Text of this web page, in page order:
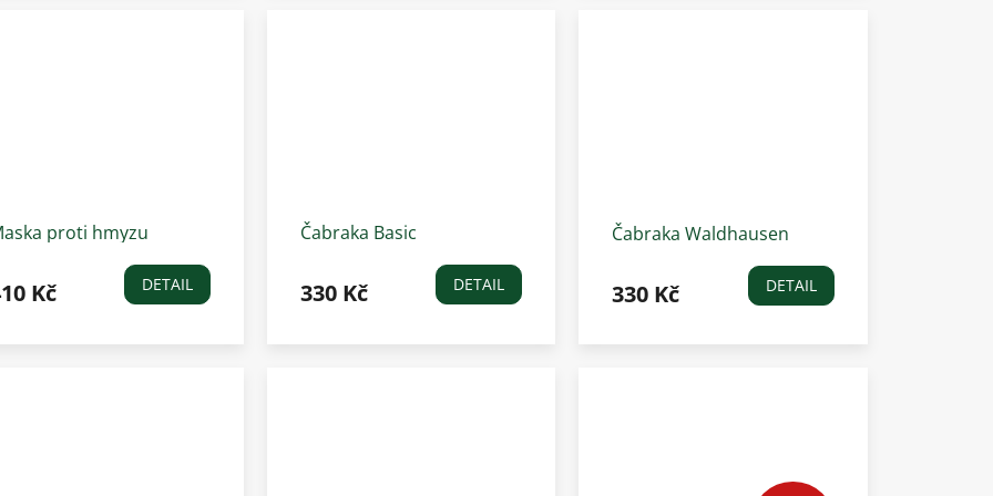
proti hmyzu
stříbrná
Kč DETAIL
Čabraka Basic
330 Kč DETAIL
Čabraka Waldhausen
mint
330 Kč DETAIL